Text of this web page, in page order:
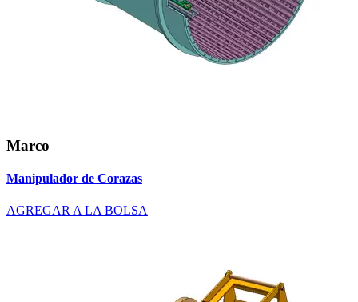
Marco
Manipulador de Corazas
AGREGAR A LA BOLSA